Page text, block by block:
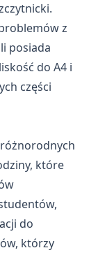
z
posiada
do A4 i
części
które
do
którzy